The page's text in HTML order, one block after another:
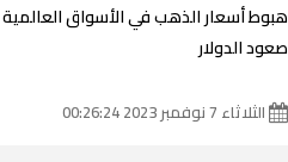
هبوط أسعار الذهب في الأسواق
صعود الدولار
الثلاثاء 7 نوفمبر 2023 00:26:24